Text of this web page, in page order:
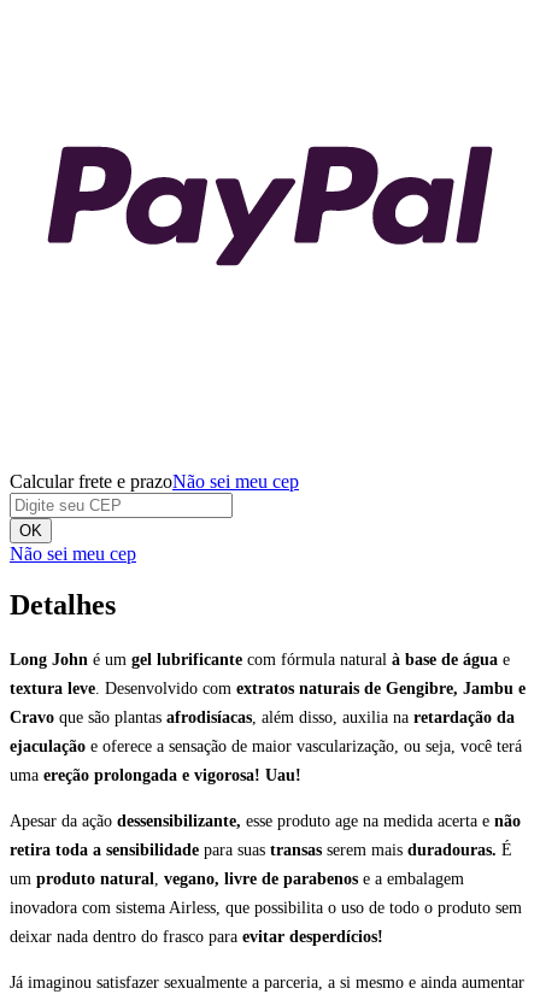
Calcular frete e prazoNão sei meu cep
OK
Não sei meu cep
Detalhes
Long John é um gel lubrificante com fórmula natural à base de água e
textura leve . Desenvolvido com extratos naturais de Gengibre, Jambu e
Cravo que são plantas afrodisíacas , além disso, auxilia na retardação da
ejaculação e oferece a sensação de maior vascularização, ou seja, você terá
uma ereção prolongada e vigorosa! Uau!
Apesar da ação dessensibilizante, esse produto age na medida acerta e não
retira toda a sensibilidade para suas transas serem mais duradouras. É
um produto natural vegano, livre de parabenos e a embalagem
inovadora com sistema Airless, que possibilita o uso de todo o produto sem
deixar nada dentro do frasco para evitar desperdícios!
Já imaginou satisfazer sexualmente a parceria, a si mesmo e ainda aumentar